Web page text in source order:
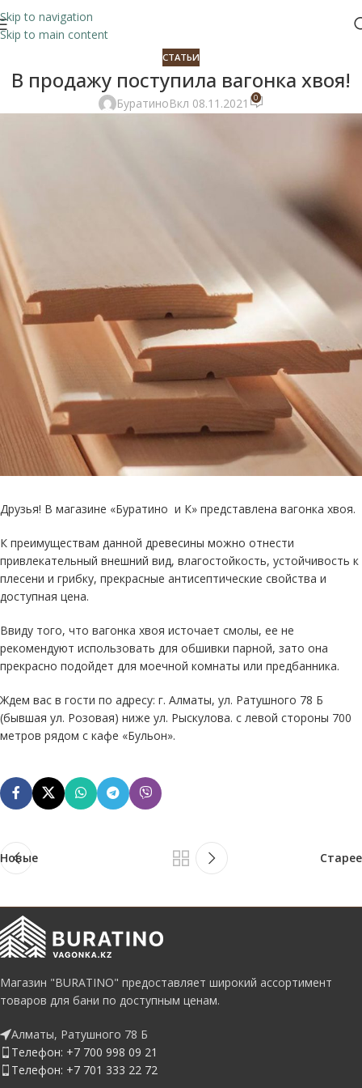
Skip to navigation
Skip to main content
СТАТЬИ
В продажу поступила вагонка хвоя!
БуратиноВкл 08.11.2021 0
Друзья! В магазине «Буратино и К» представлена вагонка хвоя.
К преимуществам данной древесины можно отнести
привлекательный внешний вид, влагостойкость, устойчивость к
плесени и грибку, прекрасные антисептические свойства и
доступная цена.
Ввиду того, что вагонка хвоя источает смолы, ее не
рекомендуют использовать для обшивки парной, зато она
прекрасно подойдет для моечной комнаты или предбанника.
Ждем вас в гости по адресу: г. Алматы, ул. Ратушного 78 Б
(бывшая ул. Розовая) ниже ул. Рыскулова. с левой стороны 700
метров рядом с кафе «Бульон».
Новые Старее
Магазин "BURATINO" предоставляет широкий ассортимент
товаров для бани по доступным ценам.
Алматы, Ратушного 78 Б
Телефон: +7 700 998 09 21
Телефон: +7 701 333 22 72